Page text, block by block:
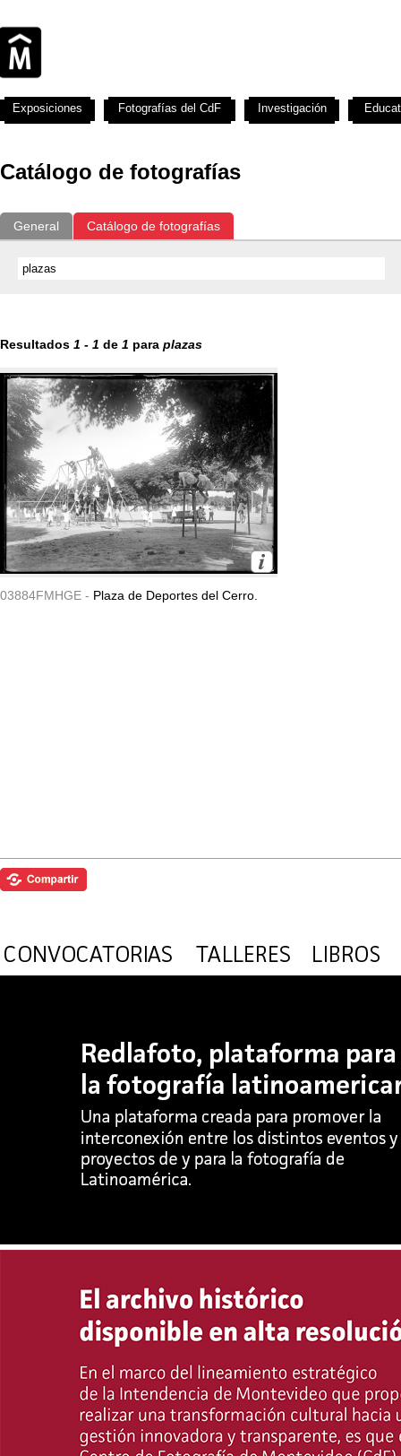
Catálogo de fotografías
General Catálogo de fotografías
Resultados 1 - 1 de 1 para plazas
03884FMHGE - Plaza de Deportes del Cerro.
Exposiciones Fotografías del CdF Investigación